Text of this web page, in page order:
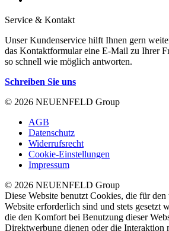
Service & Kontakt
Unser Kundenservice hilft Ihnen gern
das Kontaktformular eine E-Mail zu Ihrer
so schnell wie möglich antworten.
Schreiben Sie uns
© 2026 NEUENFELD Group
AGB
Datenschutz
Widerrufsrecht
Cookie-Einstellungen
Impressum
© 2026 NEUENFELD Group
Diese Website benutzt Cookies, die für
Website erforderlich sind und stets gesetzt
die den Komfort bei Benutzung dieser
Direktwerbung dienen oder die Interaktion